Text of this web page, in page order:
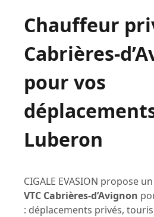
Chauffeur
Cabrières-
pour vos
Luberon
CIGALE EVASION propose
VTC Cabrières-d’Avignon
: déplacements privés,